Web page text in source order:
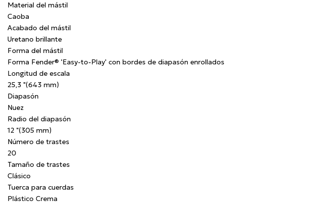
Material del mástil
Caoba
Acabado del mástil
Uretano brillante
Forma del mástil
Forma Fender® 'Easy-to-Play' con bordes de diapasón enrollados
Longitud de escala
25,3 "(643 mm)
Diapasón
Nuez
Radio del diapasón
12 "(305 mm)
Número de trastes
20
Tamaño de trastes
Clásico
Tuerca para cuerdas
Plástico Crema